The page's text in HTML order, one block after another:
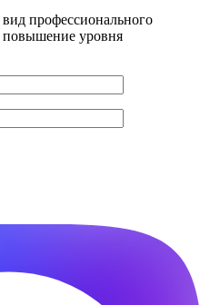
профессионального
повышение уровня